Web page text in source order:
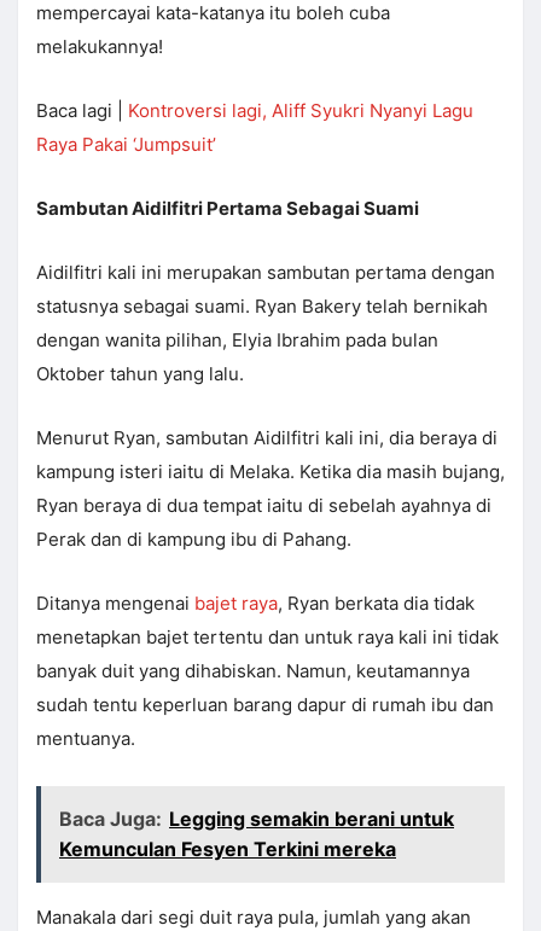
mempercayai kata-katanya itu boleh cuba
melakukannya!
Baca lagi | Kontroversi lagi, Aliff Syukri Nyanyi Lagu
Raya Pakai ‘Jumpsuit’
Sambutan Aidilfitri Pertama Sebagai Suami
Aidilfitri kali ini merupakan sambutan pertama dengan
statusnya sebagai suami. Ryan Bakery telah bernikah
dengan wanita pilihan, Elyia Ibrahim pada bulan
Oktober tahun yang lalu.
Menurut Ryan, sambutan Aidilfitri kali ini, dia beraya di
kampung isteri iaitu di Melaka. Ketika dia masih bujang,
Ryan beraya di dua tempat iaitu di sebelah ayahnya di
Perak dan di kampung ibu di Pahang.
Ditanya mengenai bajet raya, Ryan berkata dia tidak
menetapkan bajet tertentu dan untuk raya kali ini tidak
banyak duit yang dihabiskan. Namun, keutamannya
sudah tentu keperluan barang dapur di rumah ibu dan
mentuanya.
Baca Juga: Legging semakin berani untuk
Kemunculan Fesyen Terkini mereka
Manakala dari segi duit raya pula, jumlah yang akan